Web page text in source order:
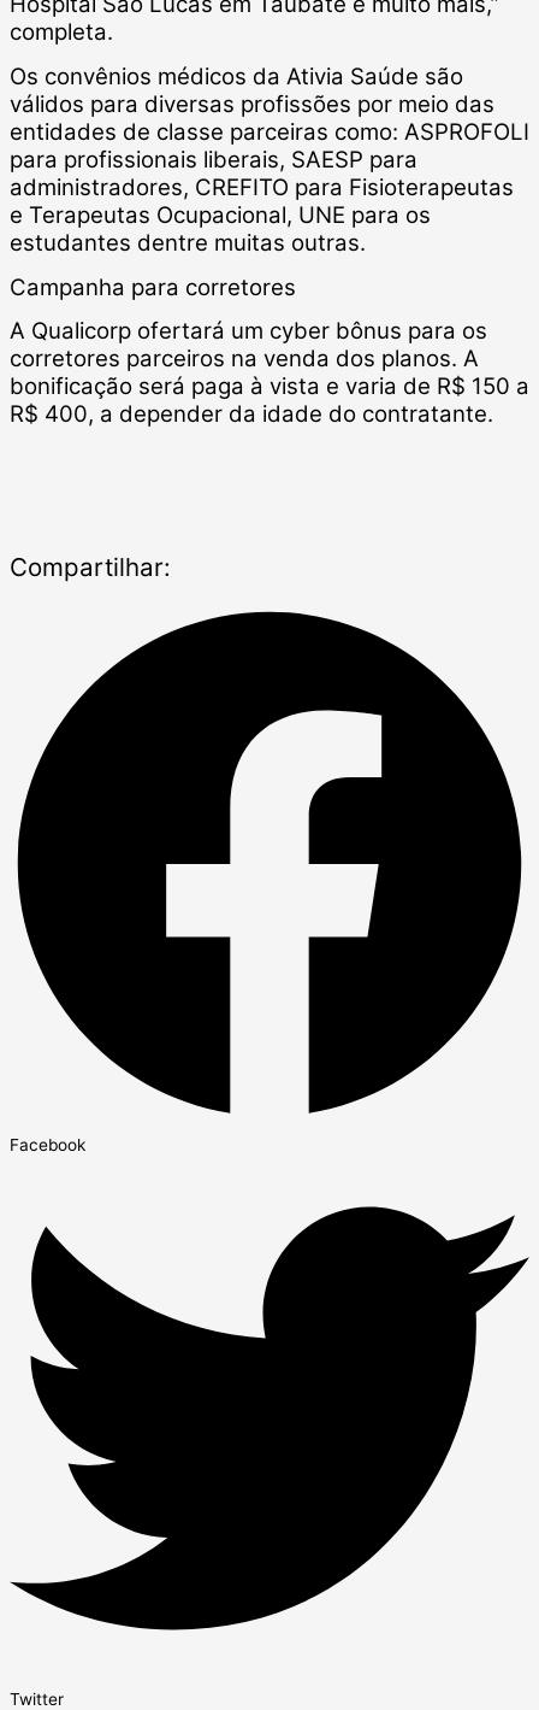
completa.
Os convênios médicos da Ativia Saúde são
válidos para diversas profissões por meio das
entidades de classe parceiras como: ASPROFOLI
para profissionais liberais, SAESP para
administradores, CREFITO para Fisioterapeutas
e Terapeutas Ocupacional, UNE para os
estudantes dentre muitas outras.
Campanha para corretores
A Qualicorp ofertará um cyber bônus para os
corretores parceiros na venda dos planos. A
bonificação será paga à vista e varia de R$ 150 a
R$ 400, a depender da idade do contratante.
Compartilhar:
Facebook
Twitter